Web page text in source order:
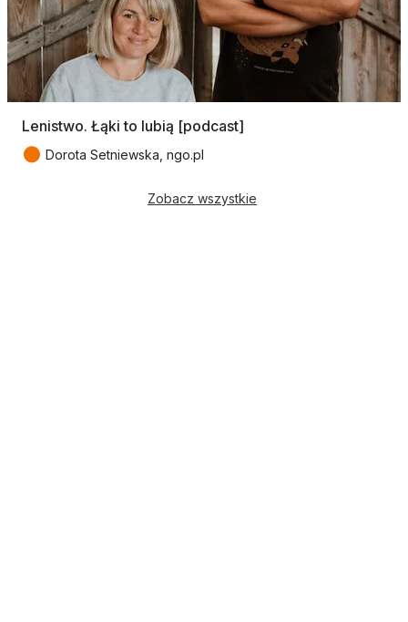
Lenistwo. Łąki to lubią [podcast]
● Dorota Setniewska, ngo.pl
Zobacz wszystkie